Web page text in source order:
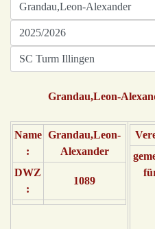
Grandau,Leon-
Name
:
Grandau,Leon-
Alexander
DWZ
:
1089